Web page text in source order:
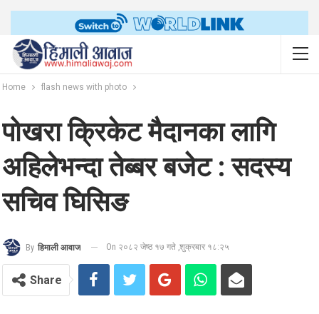
Home flash news with photo
पोखरा क्रिकेट मैदानका लागि
अहिलेभन्दा तेब्बर बजेट : सदस्य
सचिव घिसिङ
By हिमाली आवाज On २०८२ जेष्ठ १७ गते ,शुक्रबार १८:२५
Share